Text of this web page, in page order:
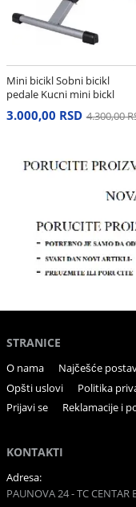
Mini bicikl Sobni bicikl
pedale Kucni mini bickl
3.000,00 RSD 4.300,00
STRANICE
O nama Najčešće
Opšti uslovi
Politika
Prijavi se
Reklamacije i
KONTAKTI
Adresa:
PAUNOVA 24 - TC